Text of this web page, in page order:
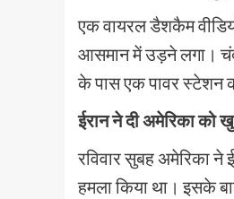
एक वायरल डैशकैम
आसमान में उड़ने लगा। चंद
के पास एक पावर स्टेशन
ईरान ने दी अमेरिका को
रविवार सुबह अमेरिका ने
हमला किया था। इसके